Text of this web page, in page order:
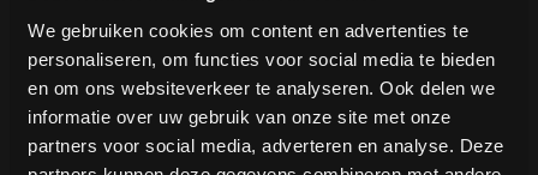
We gebruiken cookies om content en advertenties te
personaliseren, om functies voor social media te bieden
en om ons websiteverkeer te analyseren. Ook delen we
informatie over uw gebruik van onze site met onze
partners voor social media, adverteren en analyse. Deze
deseas ejercer alguno de estos derechos, ponte
en contacto por correo electrónico a través de
info@dekoffietuktuk.nl